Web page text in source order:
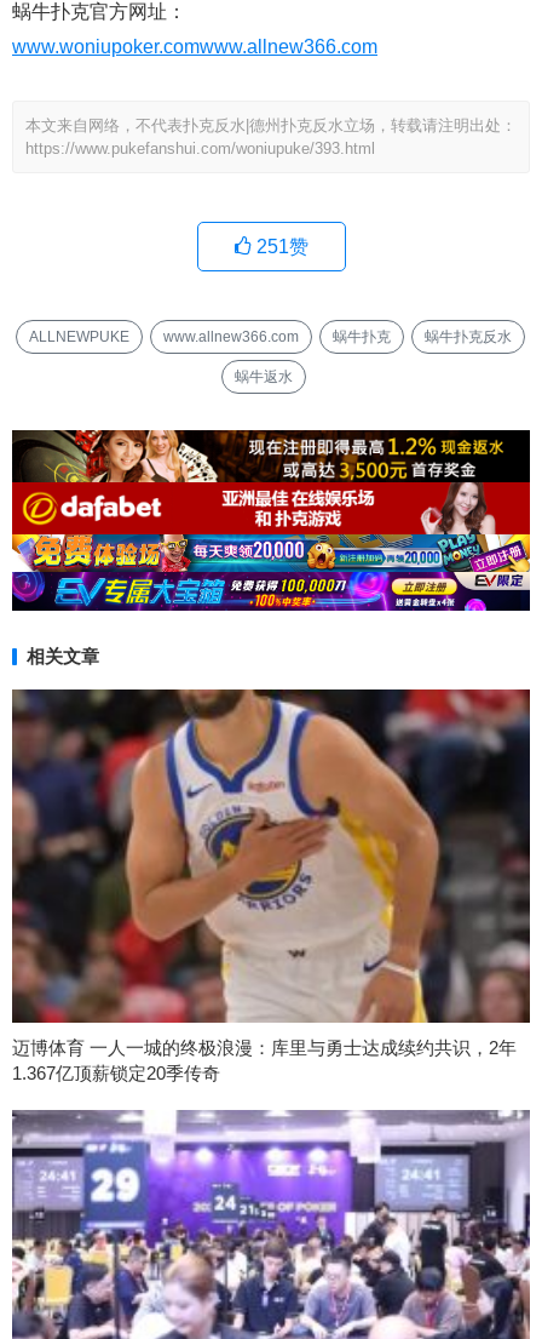
蜗牛扑克官方网址：
www.woniupoker.comwww.allnew366.com
本文来自网络，不代表扑克反水|德州扑克反水立场，转载请注明出处：
https://www.pukefanshui.com/woniupuke/393.html
251赞
ALLNEWPUKE www.allnew366.com 蜗牛扑克 蜗牛扑克反水
蜗牛返水
相关文章
迈博体育 一人一城的终极浪漫：库里与勇士达成续约共识，2年
1.367亿顶薪锁定20季传奇